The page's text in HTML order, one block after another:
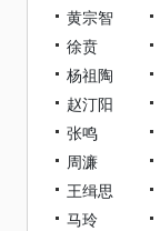
黄宗智
徐贲
杨祖陶
赵汀阳
张鸣
周濂
王缉思
马玲